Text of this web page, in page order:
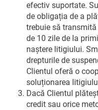
efectiv suportate.
de obligația de a
trebuie să
de 10 zile de la
naștere litigiului.
drepturile de
Clientul oferă o
soluționarea
Dacă Clientul
credit sau orice